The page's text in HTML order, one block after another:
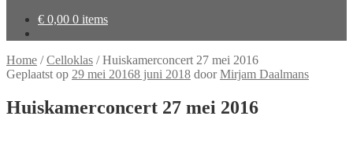
€ 0,00 0 items
Home /Celloklas /Huiskamerconcert 27 mei 2016
Geplaatst op 29 mei 20168 juni 2018 doorMirjam Daalmans
Huiskamerconcert 27 mei 2016